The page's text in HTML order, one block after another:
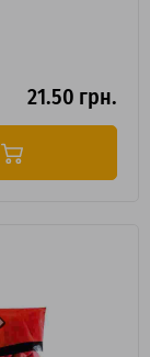
21.50 грн.